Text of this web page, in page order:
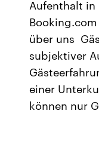
Aufenthalt in
über uns
subjektiver
einer
können nur